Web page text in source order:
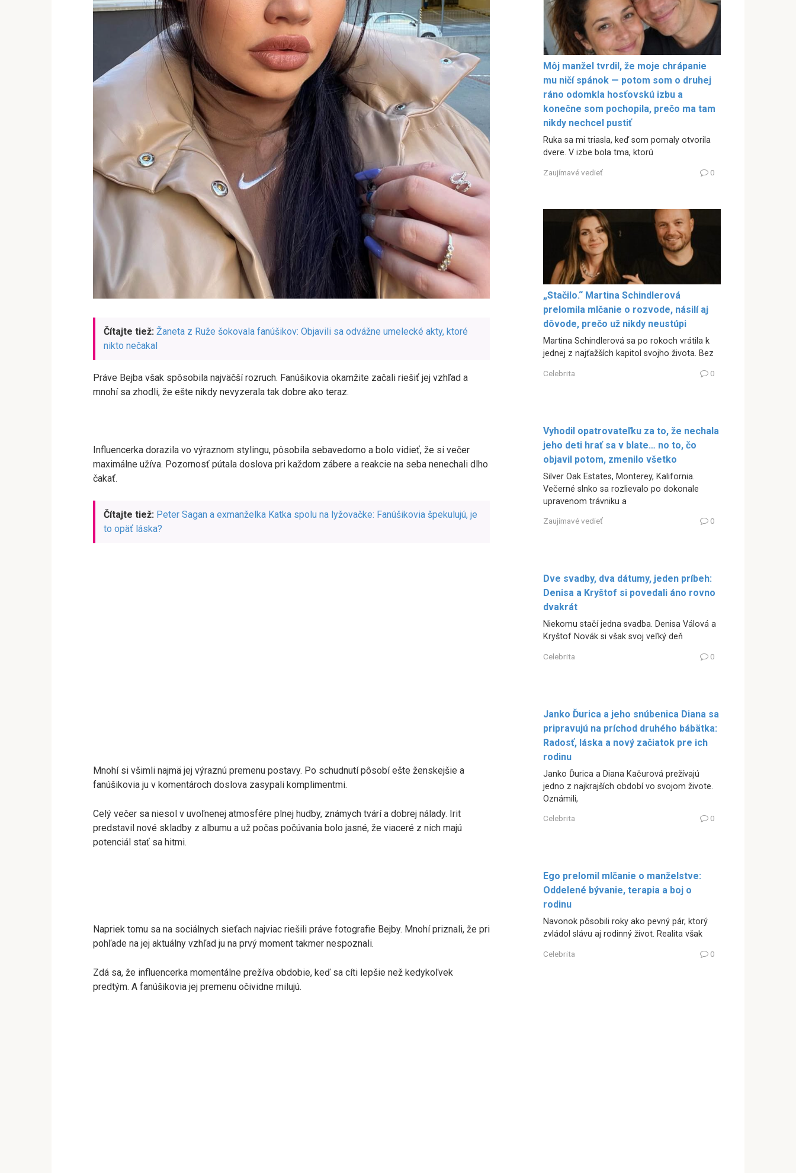
Čítajte tiež: Žaneta z Ruže šokovala fanúšikov: Objavili sa odvážne umelecké akty, ktoré
nikto nečakal
Práve Bejba však spôsobila najväčší rozruch. Fanúšikovia okamžite začali riešiť jej vzhľad a
mnohí sa zhodli, že ešte nikdy nevyzerala tak dobre ako teraz.
Influencerka dorazila vo výraznom stylingu, pôsobila sebavedomo a bolo vidieť, že si večer
maximálne užíva. Pozornosť pútala doslova pri každom zábere a reakcie na seba nenechali dlho
čakať.
Čítajte tiež: Peter Sagan a exmanželka Katka spolu na lyžovačke: Fanúšikovia špekulujú, je
to opäť láska?
Mnohí si všimli najmä jej výraznú premenu postavy. Po schudnutí pôsobí ešte ženskejšie a
fanúšikovia ju v komentároch doslova zasypali komplimentmi.
Celý večer sa niesol v uvoľnenej atmosfére plnej hudby, známych tvárí a dobrej nálady. Irit
predstavil nové skladby z albumu a už počas počúvania bolo jasné, že viaceré z nich majú
potenciál stať sa hitmi.
Napriek tomu sa na sociálnych sieťach najviac riešili práve fotografie Bejby. Mnohí priznali, že pri
pohľade na jej aktuálny vzhľad ju na prvý moment takmer nespoznali.
Zdá sa, že influencerka momentálne prežíva obdobie, keď sa cíti lepšie než kedykoľvek
predtým. A fanúšikovia jej premenu očividne milujú.
Môj manžel tvrdil, že moje chrápanie
mu ničí spánok — potom som o druhej
ráno odomkla hosťovskú izbu a
konečne som pochopila, prečo ma tam
nikdy nechcel pustiť
Ruka sa mi triasla, keď som pomaly otvorila
dvere. V izbe bola tma, ktorú
Zaujímavé vedieť 0
„Stačilo.“ Martina Schindlerová
prelomila mlčanie o rozvode, násilí aj
dôvode, prečo už nikdy neustúpi
Martina Schindlerová sa po rokoch vrátila k
jednej z najťažších kapitol svojho života. Bez
Celebrita 0
Vyhodil opatrovateľku za to, že nechala
jeho deti hrať sa v blate… no to, čo
objavil potom, zmenilo všetko
Silver Oak Estates, Monterey, Kalifornia.
Večerné slnko sa rozlievalo po dokonale
upravenom trávniku a
Zaujímavé vedieť 0
Dve svadby, dva dátumy, jeden príbeh:
Denisa a Kryštof si povedali áno rovno
dvakrát
Niekomu stačí jedna svadba. Denisa Válová a
Kryštof Novák si však svoj veľký deň
Celebrita 0
Janko Ďurica a jeho snúbenica Diana sa
pripravujú na príchod druhého bábätka:
Radosť, láska a nový začiatok pre ich
rodinu
Janko Ďurica a Diana Kačurová prežívajú
jedno z najkrajších období vo svojom živote.
Oznámili,
Celebrita 0
Ego prelomil mlčanie o manželstve:
Oddelené bývanie, terapia a boj o
rodinu
Navonok pôsobili roky ako pevný pár, ktorý
zvládol slávu aj rodinný život. Realita však
Celebrita 0